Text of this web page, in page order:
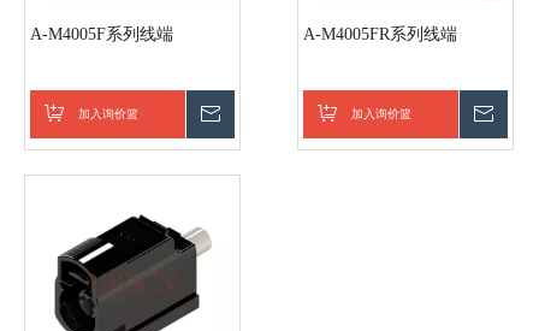
A-M4005F系列线端
加入询价篮
A-M4005FR系列线端
加入询价篮